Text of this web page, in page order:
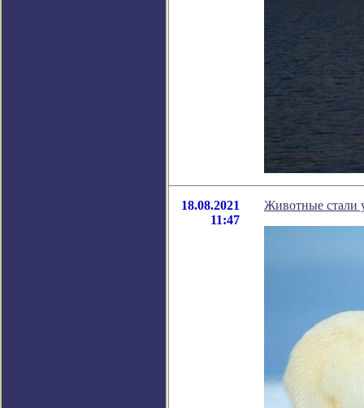
18.08.2021
11:47
Животные стали